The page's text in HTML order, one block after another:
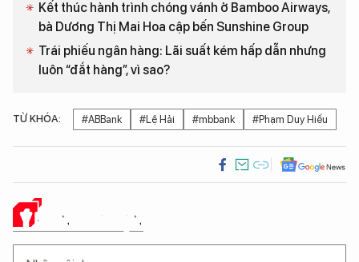
Kết thúc hành trình chóng vánh ở Bamboo Airways,
bà Dương Thị Mai Hoa cập bến Sunshine Group
Trái phiếu ngân hàng: Lãi suất kém hấp dẫn nhưng
luôn “đắt hàng”, vì sao?
TỪ KHÓA: #ABBank #Lệ Hải #mbbank #Phạm Duy Hiếu
Ý KIẾN CỦA BẠN